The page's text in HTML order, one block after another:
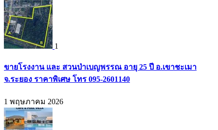
1
ขายโรงงาน และ สวนป่าเบญพรรณ อายุ 25 ปี อ.เขาชะเมา
จ.ระยอง ราคาพิเศษ โทร 095-2601140
1 พฤษภาคม 2026